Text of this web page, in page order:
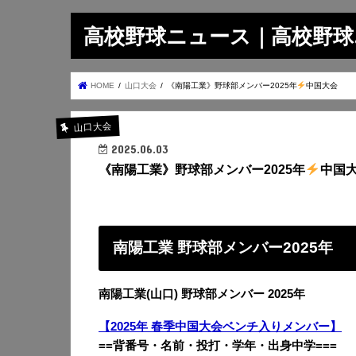
高校野球ニュース｜高校野
HOME 山口大会 《南陽工業》野球部メンバー2025年 中国大会
山口大会
2025.06.03
《南陽工業》野球部メンバー2025年 中国
南陽工業 野球部メンバー2025年
南陽工業(山口) 野球部メンバー 2025年
【2025年 春季中国大会ベンチ入りメンバー】
==背番号・名前・投打・学年・出身中学===